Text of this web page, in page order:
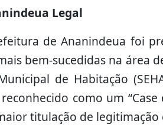
Legal
de Ananindeua foi
bem-sucedidas na área
de Habitação
como um
titulação de